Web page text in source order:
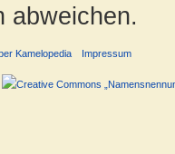
abweichen.
Kamelopedia Impressum